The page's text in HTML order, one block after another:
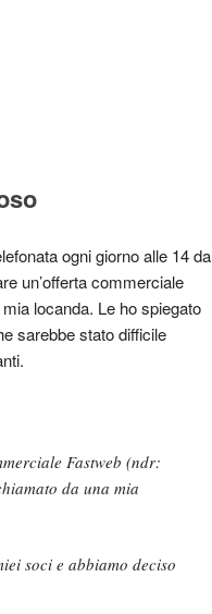
ogni giorno alle 14 da
un’offerta commerciale
locanda. Le ho spiegato
sarebbe stato difficile
Fastweb (ndr:
da una mia
soci e abbiamo deciso